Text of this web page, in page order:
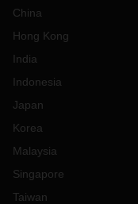
China
Hong Kong
India
Indonesia
Japan
Korea
Malaysia
Singapore
Taiwan